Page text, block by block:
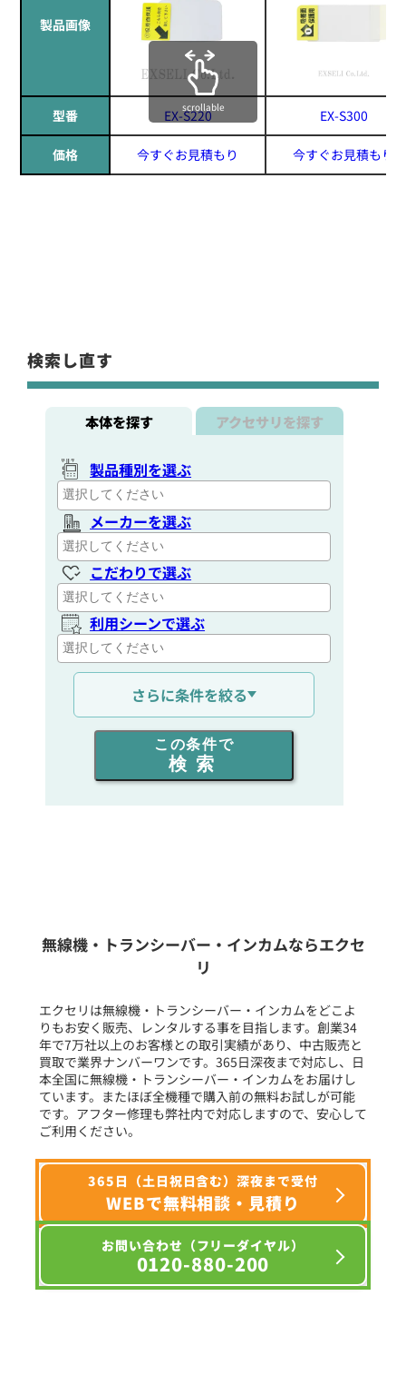
製品画像
型番 EX-S220 EX-S300
価格 今すぐお見積もり 今すぐお見積もり
scrollable
検索し直す
本体を探す アクセサリを探す
製品種別を選ぶ
メーカーを選ぶ
こだわりで選ぶ
利用シーンで選ぶ
通信距離を選ぶ
出力を選ぶ
同時通話人数を選ぶ
フリーワード入力(製品名等)
選択条件をリセット
さらに条件を絞る
この条件で
検索
無線機・トランシーバー・インカムならエクセ
リ
エクセリは無線機・トランシーバー・インカムをどこよ
りもお安く販売、レンタルする事を目指します。創業34
年で7万社以上のお客様との取引実績があり、中古販売と
買取で業界ナンバーワンです。365日深夜まで対応し、日
本全国に無線機・トランシーバー・インカムをお届けし
ています。またほぼ全機種で購入前の無料お試しが可能
です。アフター修理も弊社内で対応しますので、安心して
ご利用ください。
365日（土日祝日含む）深夜まで受付
WEBで無料相談・見積り
お問い合わせ（フリーダイヤル）
0120-880-200